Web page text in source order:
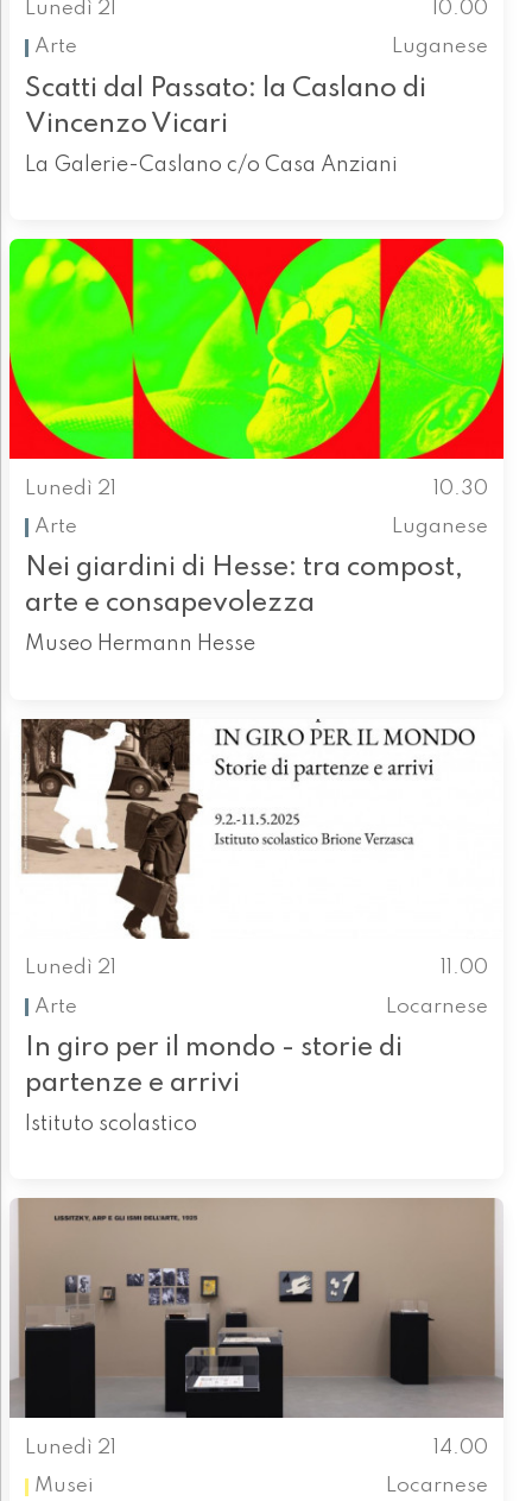
Lunedì 21
10.00
Arte
Luganese
Scatti dal Passato: la Caslano di
Vincenzo Vicari
La Galerie-Caslano c/o Casa Anziani
Lunedì 21
10.30
Arte
Luganese
Nei giardini di Hesse: tra compost,
arte e consapevolezza
Museo Hermann Hesse
Lunedì 21
11.00
Arte
Locarnese
In giro per il mondo - storie di
partenze e arrivi
Istituto scolastico
Lunedì 21
14.00
Musei
Locarnese